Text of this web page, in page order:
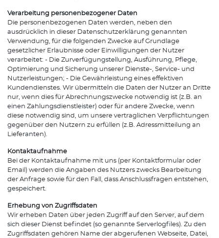
Verarbeitung personenbezogener Daten
Die personenbezogenen Daten werden, neben den
ausdrücklich in dieser Datenschutzerklärung genannten
Verwendung, für die folgenden Zwecke auf Grundlage
gesetzlicher Erlaubnisse oder Einwilligungen der Nutzer
verarbeitet: - Die Zurverfügungstellung, Ausführung, Pflege,
Optimierung und Sicherung unserer Dienste-, Service- und
Nutzerleistungen; - Die Gewährleistung eines effektiven
Kundendienstes. Wir übermitteln die Daten der Nutzer an Dritte
nur, wenn dies für Abrechnungszwecke notwendig ist (z.B. an
einen Zahlungsdienstleister) oder für andere Zwecke, wenn
diese notwendig sind, um unsere vertraglichen Verpflichtungen
gegenüber den Nutzern zu erfüllen (z.B. Adressmitteilung an
Lieferanten).
Kontaktaufnahme
Bei der Kontaktaufnahme mit uns (per Kontaktformular oder
Email) werden die Angaben des Nutzers zwecks Bearbeitung
der Anfrage sowie für den Fall, dass Anschlussfragen entstehen,
gespeichert.
Erhebung von Zugriffsdaten
Wir erheben Daten über jeden Zugriff auf den Server, auf dem
sich dieser Dienst befindet (so genannte Serverlogfiles). Zu den
Zugriffsdaten gehören Name der abgerufenen Webseite, Datei,